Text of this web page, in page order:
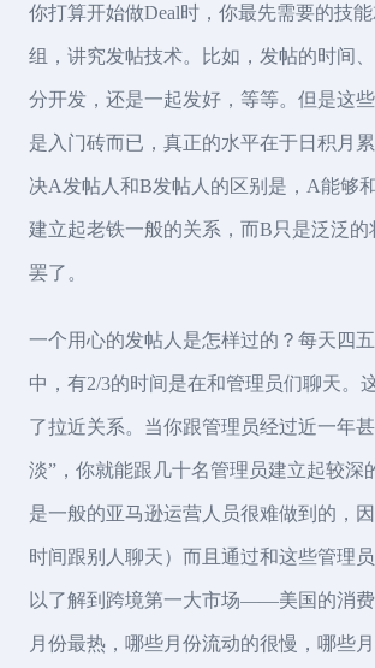
你打算开始做Deal时，你最先需要的技
组，讲究发帖技术。比如，发帖的时间
分开发，还是一起发好，等等。但是这
是入门砖而已，真正的水平在于日积月
决A发帖人和B发帖人的区别是，A能够
建立起老铁一般的关系，而B只是泛泛的
罢了。
一个用心的发帖人是怎样过的？每天四
中，有2/3的时间是在和管理员们聊天。
了拉近关系。当你跟管理员经过近一年
淡”，你就能跟几十名管理员建立起较深
是一般的亚马逊运营人员很难做到的，
时间跟别人聊天）而且通过和这些管理
以了解到跨境第一大市场——美国的消
月份最热，哪些月份流动的很慢，哪些